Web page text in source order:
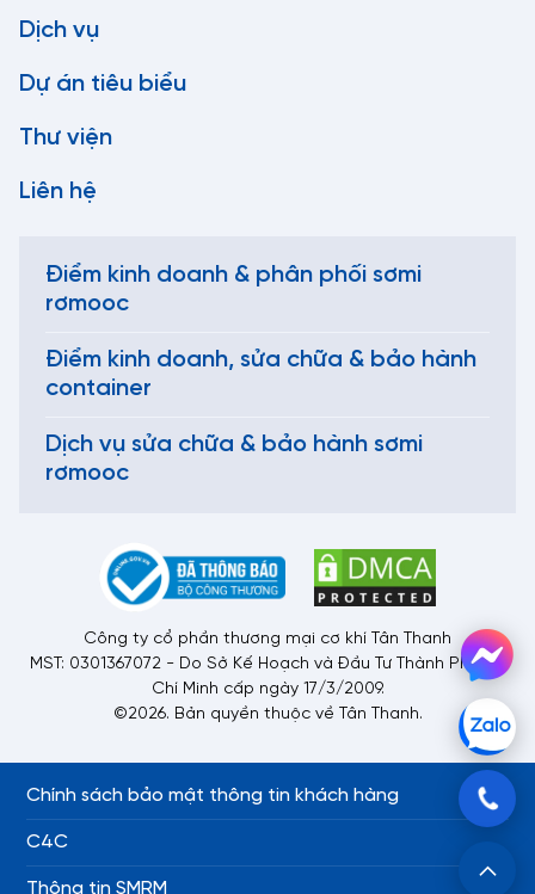
Dịch vụ
Dự án tiêu biểu
Thư viện
Liên hệ
Điểm kinh doanh & phân phối sơmi
rơmooc
Điểm kinh doanh, sửa chữa & bảo hành
container
Dịch vụ sửa chữa & bảo hành sơmi
rơmooc
Công ty cổ phần thương mại cơ khí Tân Thanh
MST: 0301367072 - Do Sở Kế Hoạch và Đầu Tư Thành Phố Hồ
Chí Minh cấp ngày 17/3/2009.
©2026. Bản quyền thuộc về Tân Thanh.
Chính sách bảo mật thông tin khách hàng
C4C
Thông tin SMRM